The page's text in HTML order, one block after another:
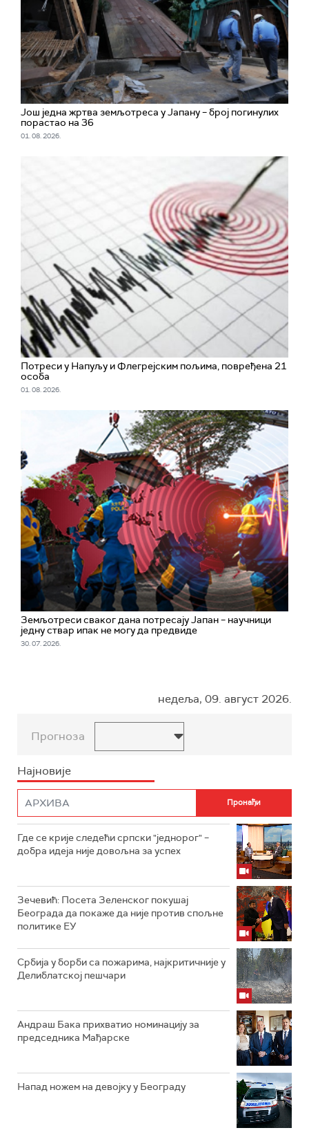
Још једна жртва земљотреса у Јапану – број погинулих
порастао на 36
01. 08. 2026.
Потреси у Напуљу и Флегрејским пољима, повређена 21
особа
01. 08. 2026.
Земљотреси сваког дана потресају Јапан – научници
једну ствар ипак не могу да предвиде
30. 07. 2026.
недеља, 09. август 2026.
Прогноза
Најновије
Где се крије следећи српски "једнорог" –
добра идеја није довољна за успех
Зечевић: Посета Зеленског покушај
Београда да покаже да није против спољне
политике ЕУ
Србија у борби са пожарима, најкритичније у
Делиблатској пешчари
Андраш Бака прихватио номинацију за
председника Мађарске
Напад ножем на девојку у Београду